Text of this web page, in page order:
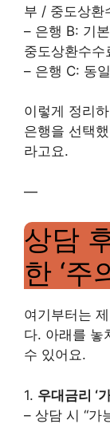
부 / 중도상환
– 은행 B: 기
중도상환수수
– 은행 C: 동
이렇게 정리
은행을 선택
라고요.
—
상담
한 ‘주
여기부터는
다. 아래를 놓
수 있어요.
1. 우대금리 ‘
– 상담 시 “가